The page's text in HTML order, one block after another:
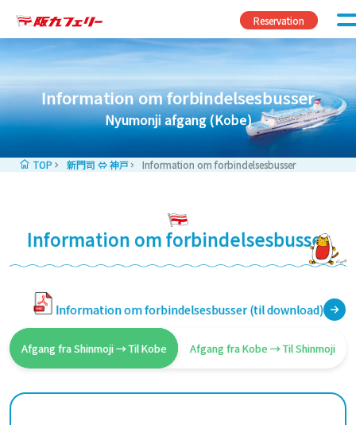
Reservation
Information om forbindelsesbusser
Nyumonji afgang (Kobe)
TOP 新門司 ⇔ 神戸 Information om forbindelsesbusser
Information om forbindelsesbusser
Information om forbindelsesbusser (til download)
Afgang fra Shinmoji → Til Kobe Afgang fra Kobe → Til Shinmoji